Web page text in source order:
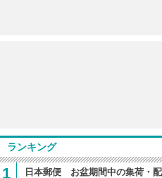
ランキング
1
日本郵便 お盆期間中の集荷・